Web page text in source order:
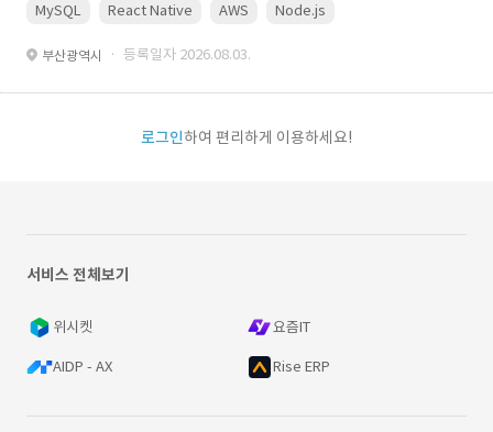
MySQL React Native AWS Node.js
부산광역시 · 등록일자 2026.08.03.
로그인하여 편리하게 이용하세요!
서비스 전체보기
위시켓 요즘IT
AIDP - AX Rise ERP